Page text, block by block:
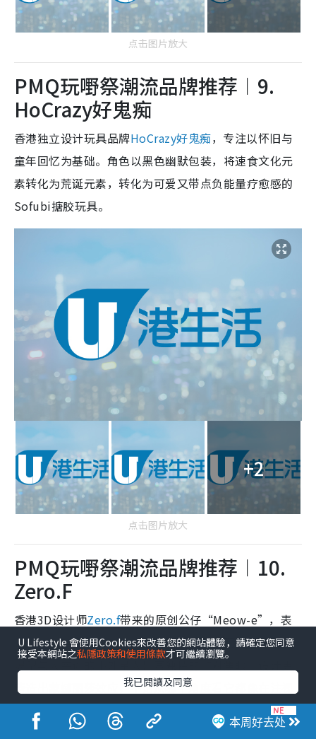
点击图片放大
PMQ玩嘢祭潮流品牌推荐︱9.
HoCrazy好鬼痴
香港独立设计玩具品牌HoCrazy好鬼痴，专注以怀旧与
童年回忆为基础。角色以黑色幽默包装，将速食文化元
素转化为荒诞元素，转化为可爱又带点负能量疗愈感的
Sofubi搪胶玩具。
+2
点击图片放大
PMQ玩嘢祭潮流品牌推荐︱10.
Zero.F
香港3D设计师Zero.f带来的原创公仔“Meow-e”，表
面是一只神气猫咪，其实内里藏着因害羞而躲藏、却又
渴望与人亲近的小外星人！其独特的“对焦眼”设计更
营造出蒙娜丽莎效应，不论从哪个角度看它都像在注视
着你，玩味十足！
本周好去处
U Lifestyle 會使用Cookies來改善您的網站體驗，請確定您同意
接受本網站之私隱政策和使用條款才可繼續瀏覽。
我已閱讀及同意